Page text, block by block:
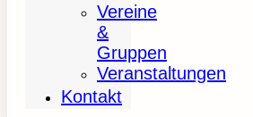
Vereine
&
Gruppen
Veranstaltungen
Kontakt